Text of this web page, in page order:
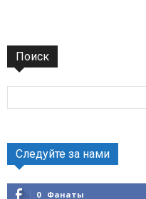
Поиск
Следуйте за нами
0 Фанаты